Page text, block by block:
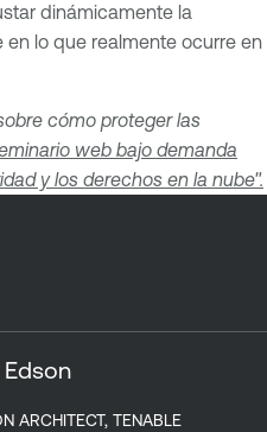
dinámicamente la
lo que realmente ocurre en
cómo proteger las
web bajo demanda
y los derechos en la nube".
ARCHITECT, TENABLE